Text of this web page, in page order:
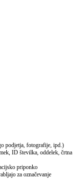
podjetja, fotografije, ipd.)
ID številka, oddelek, črtna
priponko
za označevanje